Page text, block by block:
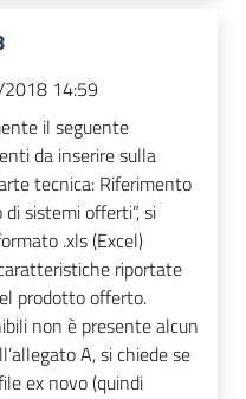
14:59
il seguente
da inserire sulla
tecnica: Riferimento
sistemi offerti”, si
.xls (Excel)
riportate
prodotto offerto.
non è presente alcun
A, si chiede se
ex novo (quindi